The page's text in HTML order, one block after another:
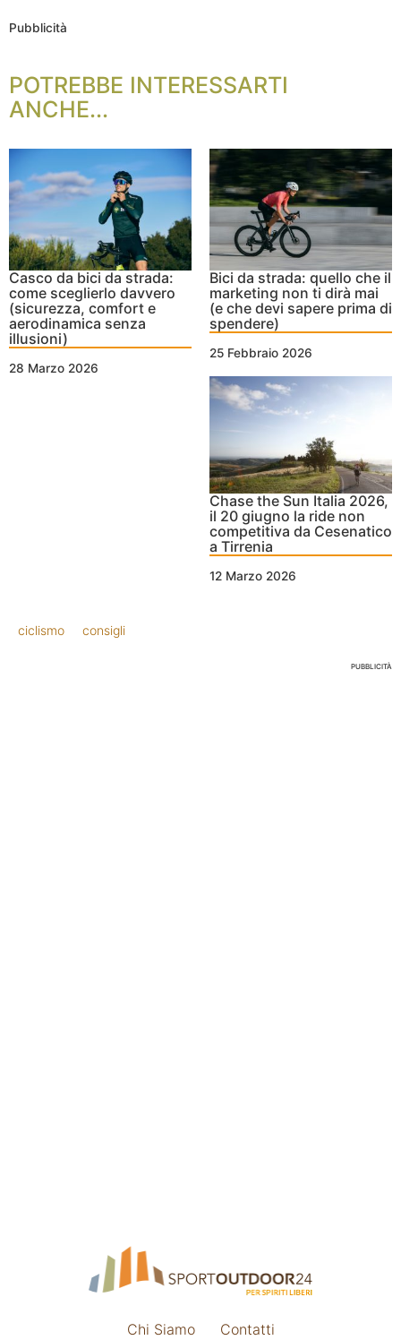
Pubblicità
POTREBBE INTERESSARTI
ANCHE...
Casco da bici da strada:
come sceglierlo davvero
(sicurezza, comfort e
aerodinamica senza
illusioni)
28 Marzo 2026
Bici da strada: quello che il
marketing non ti dirà mai
(e che devi sapere prima di
spendere)
25 Febbraio 2026
Chase the Sun Italia 2026,
il 20 giugno la ride non
competitiva da Cesenatico
a Tirrenia
12 Marzo 2026
ciclismo consigli
PUBBLICITÀ
Chi Siamo Contatti